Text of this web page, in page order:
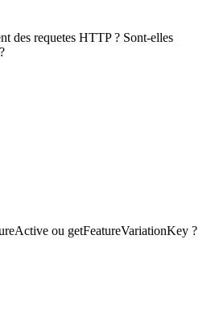
des requetes HTTP ? Sont-elles
ou getFeatureVariationKey ?